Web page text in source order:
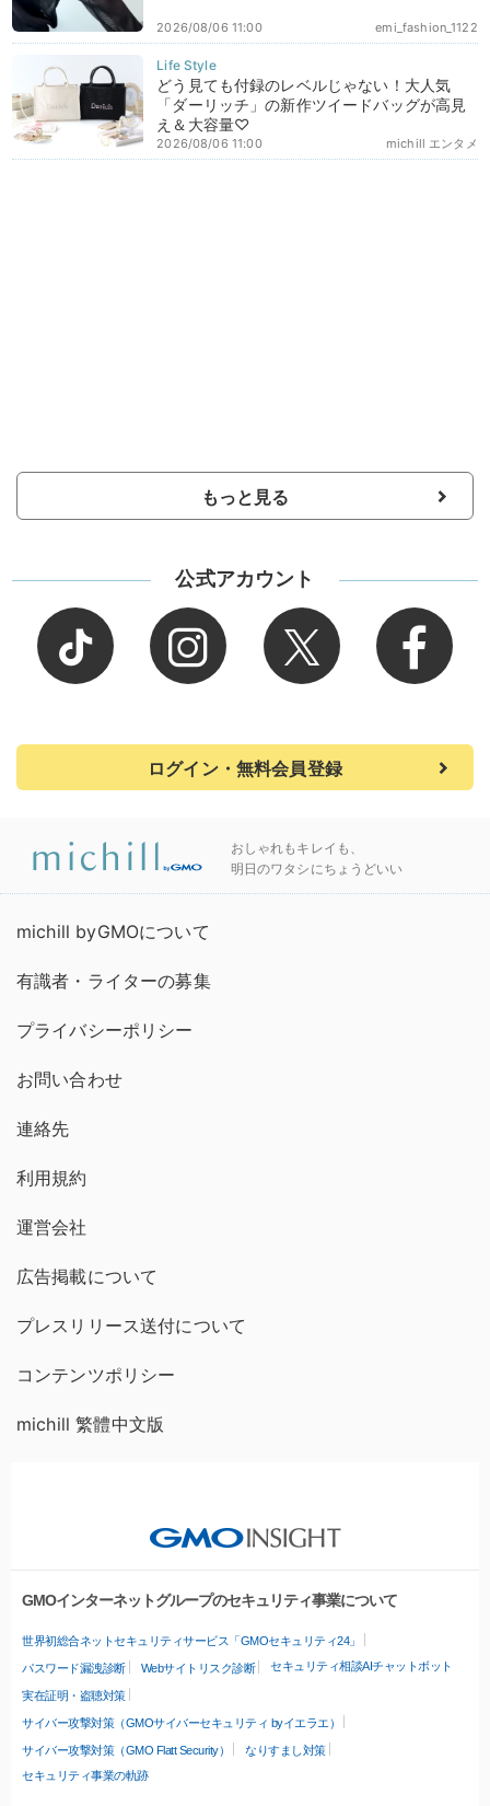
emi_fashion_1122
2026/08/06 11:00
どう見ても付録のレベルじゃない！大人気
「ダーリッチ」の新作ツイードバッグが高見
え＆大容量♡
michill エンタメ
2026/08/06 11:00
もっと見る
公式アカウント
ログイン・無料会員登録
おしゃれもキレイも、
明日のワタシにちょうどいい
michill byGMOについて
有識者・ライターの募集
プライバシーポリシー
お問い合わせ
連絡先
利用規約
運営会社
広告掲載について
プレスリリース送付について
コンテンツポリシー
michill 繁體中文版
GMOインターネットグループのセキュリティ事業について
世界初総合ネットセキュリティサービス「GMOセキュリティ24」
パスワード漏洩診断 Webサイトリスク診断 セキュリティ相談AIチャットボット
実在証明・盗聴対策
サイバー攻撃対策（GMOサイバーセキュリティ byイエラエ）
サイバー攻撃対策（GMO Flatt Security）
なりすまし対策
セキュリティ事業の軌跡